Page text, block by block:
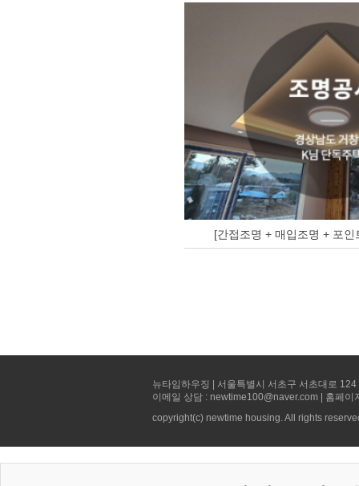
[간접조명 + 매입조명 + 포
뉴타임하우징 | 서울특별시 서초구 서초대로
이메일 상담 : newtime100@naver.com | 홈페
copyright(c) newtime housing. All rights